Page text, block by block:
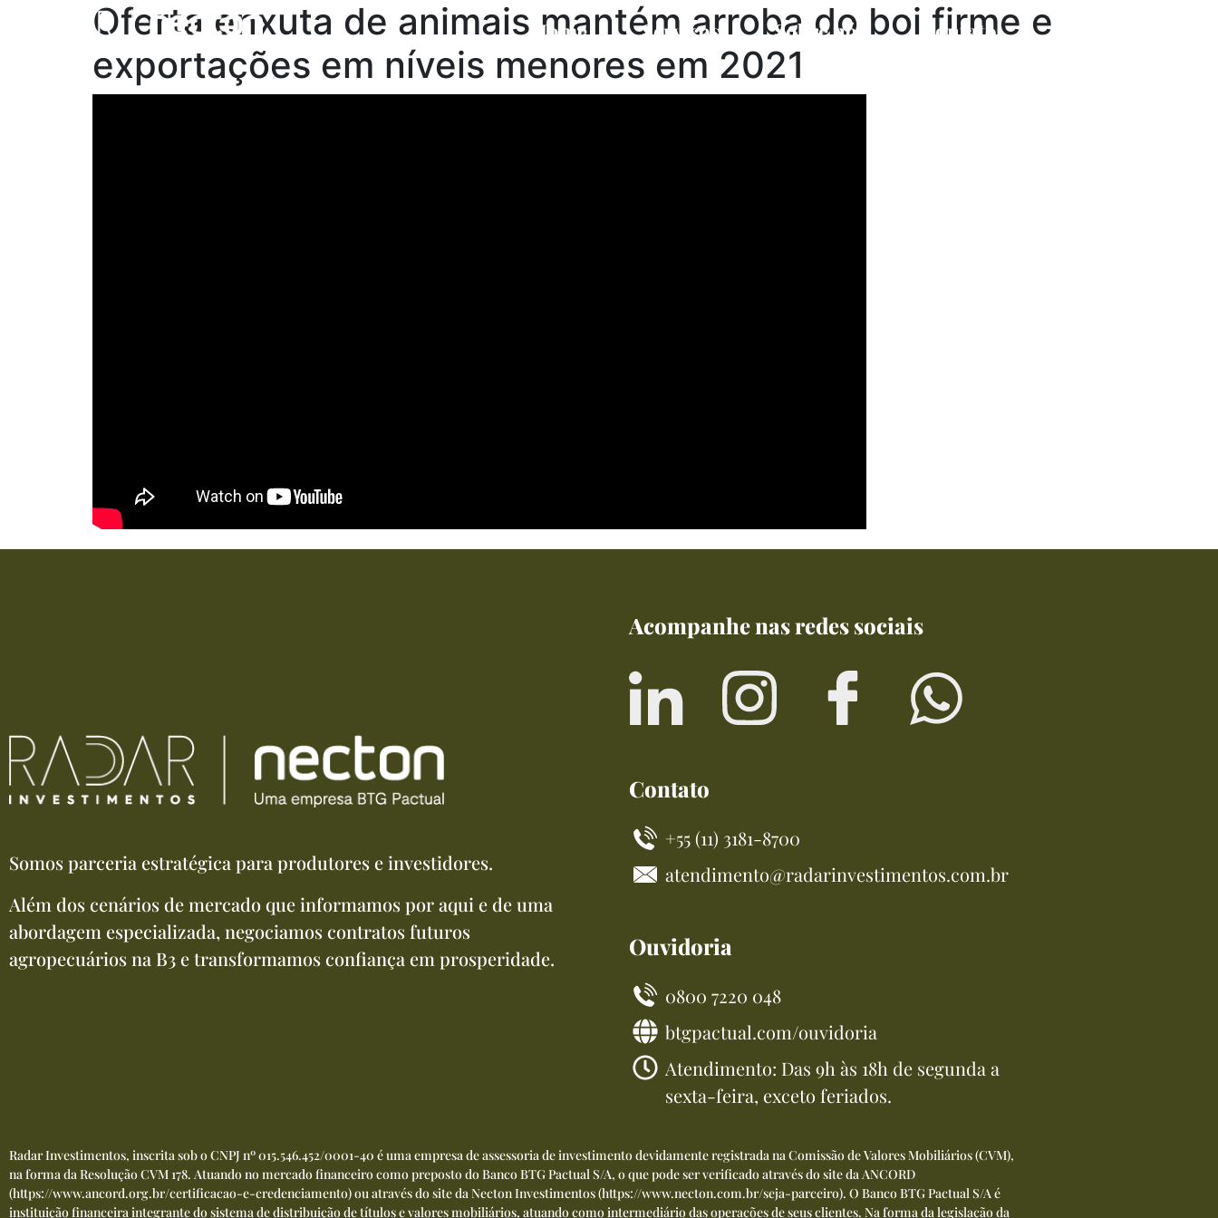
Home Serviços Sobre nós Contato
Oferta enxuta de animais mantém arroba do boi firme e
exportações em níveis menores em 2021
Somos parceria estratégica para produtores e investidores.
Além dos cenários de mercado que informamos por aqui e de uma
abordagem especializada, negociamos contratos futuros
agropecuários na B3 e transformamos confiança em prosperidade.
Acompanhe nas redes sociais
Contato
+55 (11) 3181-8700
atendimento@radarinvestimentos.com.br
Ouvidoria
0800 7220 048
btgpactual.com/ouvidoria
Atendimento: Das 9h às 18h de segunda a
sexta-feira, exceto feriados.
Radar Investimentos, inscrita sob o CNPJ nº 015.546.452/0001-40 é uma empresa de assessoria de investimento devidamente registrada na Comissão de Valores Mobiliários (CVM),
na forma da Resolução CVM 178. Atuando no mercado financeiro como preposto do Banco BTG Pactual S/A, o que pode ser verificado através do site da ANCORD
(https://www.ancord.org.br/certificacao-e-credenciamento) ou através do site da Necton Investimentos (https://www.necton.com.br/seja-parceiro). O Banco BTG Pactual S/A é
instituição financeira integrante do sistema de distribuição de títulos e valores mobiliários, atuando como intermediário das operações de seus clientes. Na forma da legislação da